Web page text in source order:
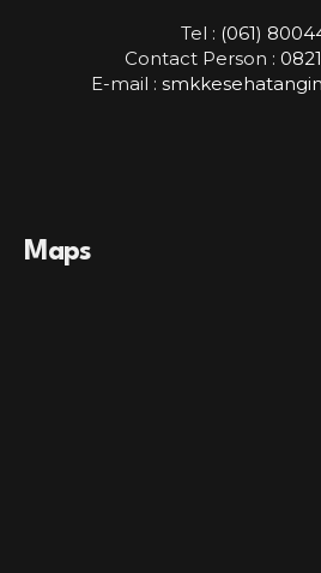
Tel : (061)
Contact Person :
E-mail :
Maps